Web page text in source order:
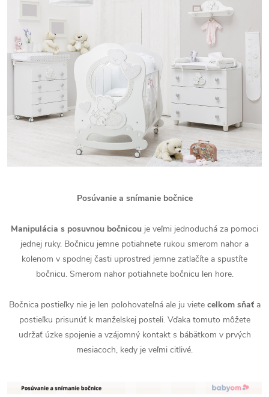
Posúvanie a snímanie bočnice
Manipulácia s posuvnou bočnicou je veľmi jednoduchá za pomoci
jednej ruky. Bočnicu jemne potiahnete rukou smerom nahor a
kolenom v spodnej časti uprostred jemne zatlačíte a spustíte
bočnicu. Smerom nahor potiahnete bočnicu len hore.
Bočnica postieľky nie je len polohovateľná ale ju viete celkom sňaťa
postieľku prisunúť k manželskej posteli. Vďaka tomuto môžete
udržať úzke spojenie a vzájomný kontakt s bábätkom v prvých
mesiacoch, kedy je veľmi citlivé.